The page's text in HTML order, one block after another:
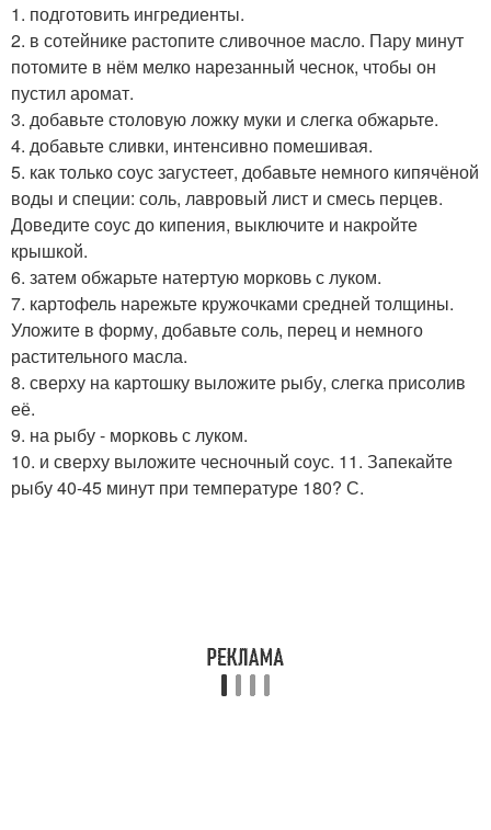
1. подготовить ингредиенты.
2. в сотейнике растопите сливочное масло. Пару минут
потомите в нём мелко нарезанный чеснок, чтобы он
пустил аромат.
3. добавьте столовую ложку муки и слегка обжарьте.
4. добавьте сливки, интенсивно помешивая.
5. как только соус загустеет, добавьте немного кипячёной
воды и специи: соль, лавровый лист и смесь перцев.
Доведите соус до кипения, выключите и накройте
крышкой.
6. затем обжарьте натертую морковь с луком.
7. картофель нарежьте кружочками средней толщины.
Уложите в форму, добавьте соль, перец и немного
растительного масла.
8. сверху на картошку выложите рыбу, слегка присолив
её.
9. на рыбу - морковь с луком.
10. и сверху выложите чесночный соус. 11. Запекайте
рыбу 40-45 минут при температуре 180? С.